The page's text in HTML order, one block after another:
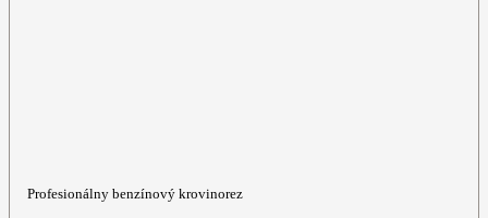
Profesionálny benzínový krovinorez